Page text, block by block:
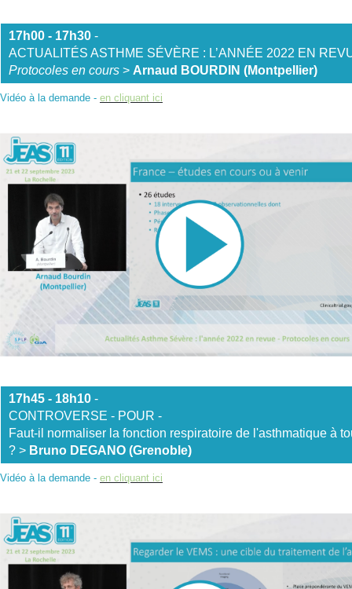
17h00 - 17h30 -
ACTUALITÉS ASTHME SÉVÈRE : L’ANNÉE 2022 EN
Protocoles en cours > Arnaud BOURDIN (Montpellier)
Vidéo à la demande - en cliquant ici
17h45 - 18h10 -
CONTROVERSE - POUR -
Faut-il normaliser la fonction respiratoire de l'asthmatique à
? > Bruno DEGANO (Grenoble)
Vidéo à la demande - en cliquant ici